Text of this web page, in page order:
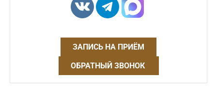
ЗАПИСЬ НА ПРИЁМ
ОБРАТНЫЙ ЗВОНОК